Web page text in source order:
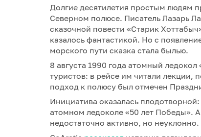
Долгие десятилетия простым людям
Северном полюсе. Писатель Лазарь
сказочной повести «Старик
казалось фантастикой. Но с
морского пути сказка стала былью.
8 августа 1990 года атомный
туристов: в рейсе им читали лекции,
подход к полюсу был отмечен
Инициатива оказалась
атомном ледоколе «50 лет Победы».
недостаточно активно, но неуклонно.